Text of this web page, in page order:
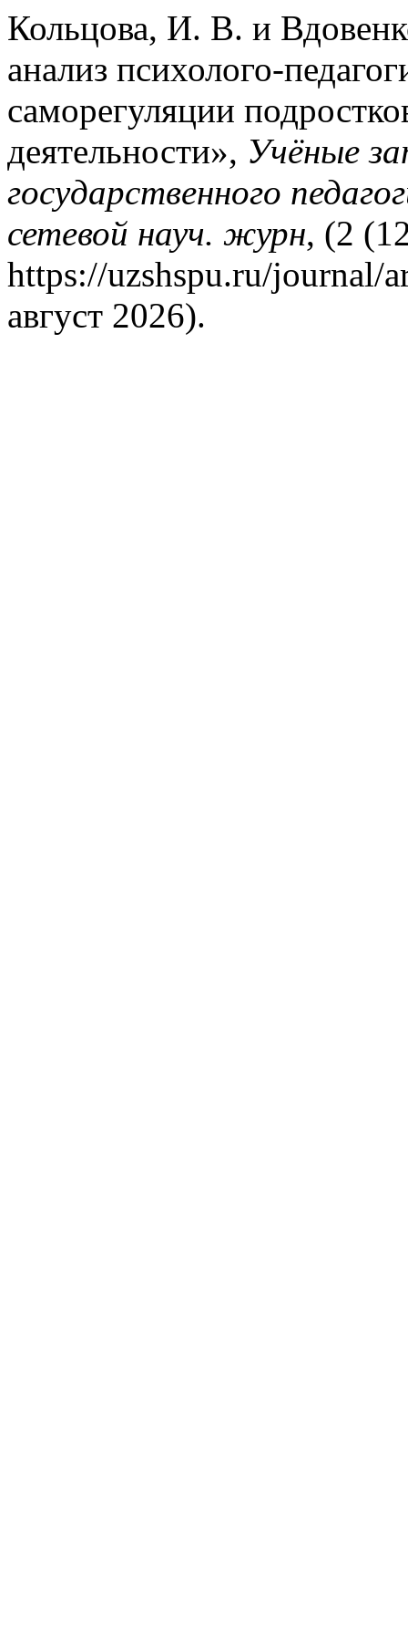
Кольцова, И. В. и
анализ психолого-
саморегуляции
деятельности», Учёные
государственного
сетевой науч. журн, (2
https://uzshspu.ru/journal/
август 2026).